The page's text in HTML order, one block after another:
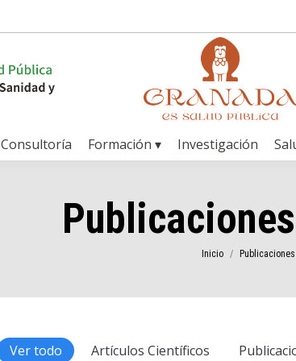
Consultoría Formación ▾ Investigación
Estás aquí:
Inicio
Ver todo Artículos Científicos